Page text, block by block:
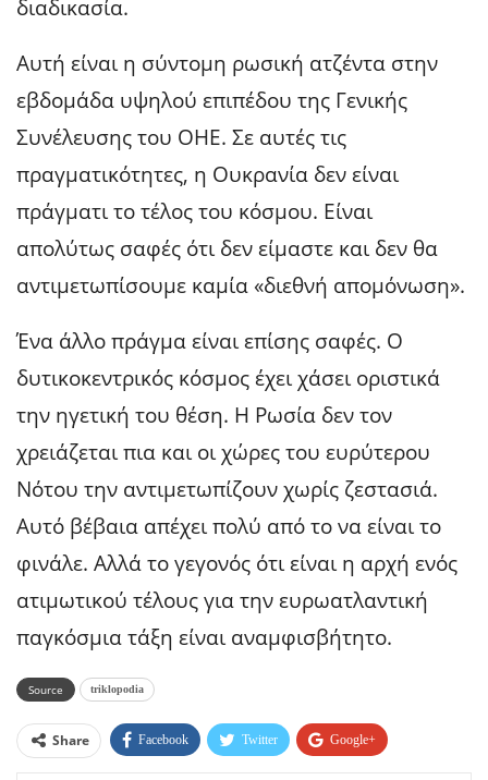
διαδικασία.
Αυτή είναι η σύντομη ρωσική ατζέντα στην
εβδομάδα υψηλού επιπέδου της Γενικής
Συνέλευσης του ΟΗΕ. Σε αυτές τις
πραγματικότητες, η Ουκρανία δεν είναι
πράγματι το τέλος του κόσμου. Είναι
απολύτως σαφές ότι δεν είμαστε και δεν θα
αντιμετωπίσουμε καμία «διεθνή απομόνωση».
Ένα άλλο πράγμα είναι επίσης σαφές. Ο
δυτικοκεντρικός κόσμος έχει χάσει οριστικά
την ηγετική του θέση. Η Ρωσία δεν τον
χρειάζεται πια και οι χώρες του ευρύτερου
Νότου την αντιμετωπίζουν χωρίς ζεστασιά.
Αυτό βέβαια απέχει πολύ από το να είναι το
φινάλε. Αλλά το γεγονός ότι είναι η αρχή ενός
ατιμωτικού τέλους για την ευρωατλαντική
παγκόσμια τάξη είναι αναμφισβήτητο.
Source triklopodia
Share Facebook Twitter Google+